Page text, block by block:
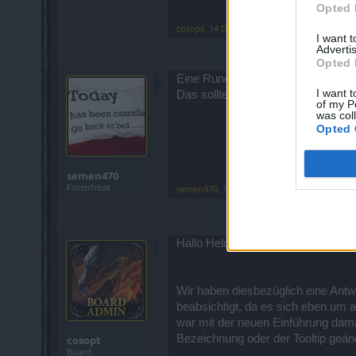
Opted
I want
Opted
I want
of my
was
Opted
cosopt, 14 Dezember 2017
semen470
Forenfreak
Eine Rune ist eine Rune, ein
Das sollte eigentlich alles erklären.
semen470, 16 Dezember 2017
cosopt
Board
Hallo Helden von Dracania,
Wir haben diesbezüglich eine
beabsichtigt, da es sich eben um
war mit der neuen Einführung
Bezeichnung oder der Tooltip